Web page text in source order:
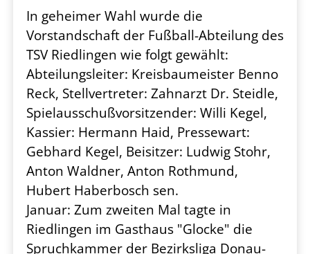
In geheimer Wahl wurde die
Vorstandschaft der Fußball-Abteilung des
TSV Riedlingen wie folgt gewählt:
Abteilungsleiter: Kreisbaumeister Benno
Reck, Stellvertreter: Zahnarzt Dr. Steidle,
Spielausschußvorsitzender: Willi Kegel,
Kassier: Hermann Haid, Pressewart:
Gebhard Kegel, Beisitzer: Ludwig Stohr,
Anton Waldner, Anton Rothmund,
Hubert Haberbosch sen.
Januar: Zum zweiten Mal tagte in
Riedlingen im Gasthaus "Glocke" die
Spruchkammer der Bezirksliga Donau-